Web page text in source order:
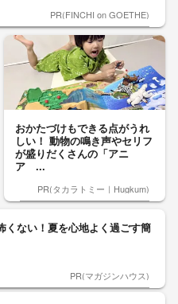
PR(FINCHI on GOETHE)
おかたづけもできる点がうれ
しい！ 動物の鳴き声やセリフ
が盛りだくさんの「アニ
ア ...
PR(タカラトミー｜Hugkum)
くない！夏を心地よく過ごす簡
PR(マガジンハウス)